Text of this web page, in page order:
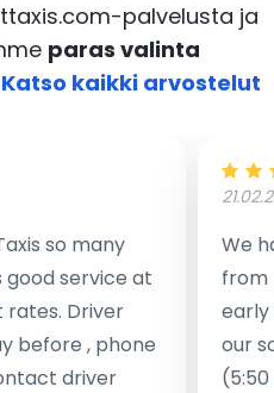
palvelusta ja
paras valinta
Katso kaikki arvostelut
so many
good service at
Driver
before , phone
driver
We
from
early
our